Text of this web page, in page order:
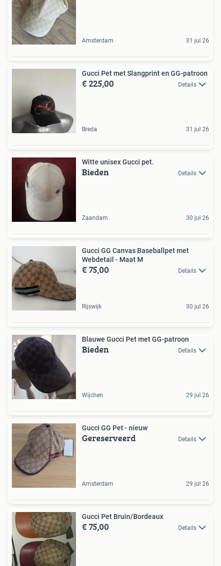
Amsterdam 31 jul 26
Gucci Pet met Slangprint en GG-patroon
€ 225,00 Details
Breda 31 jul 26
Witte unisex Gucci pet.
Bieden Details
Zaandam 30 jul 26
Gucci GG Canvas Baseballpet met
Webdetail - Maat M
€ 75,00 Details
Rijswijk 30 jul 26
Blauwe Gucci Pet met GG-patroon
Bieden Details
Wijchen 29 jul 26
Gucci GG Pet - nieuw
Gereserveerd Details
Amsterdam 29 jul 26
Gucci Pet Bruin/Bordeaux
€ 75,00 Details